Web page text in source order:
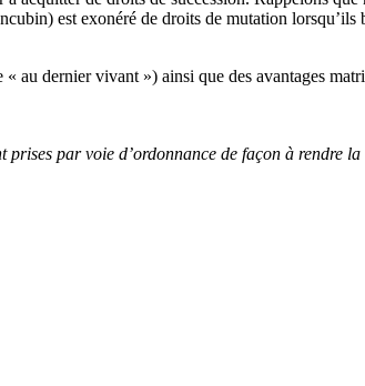
est exonéré de droits de mutation
dernier vivant ») ainsi que des avantages
prises par voie d’ordonnance de façon à